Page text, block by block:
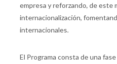
empresa y reforzando, de este
internacionalización,
internacionales.
El Programa consta de una